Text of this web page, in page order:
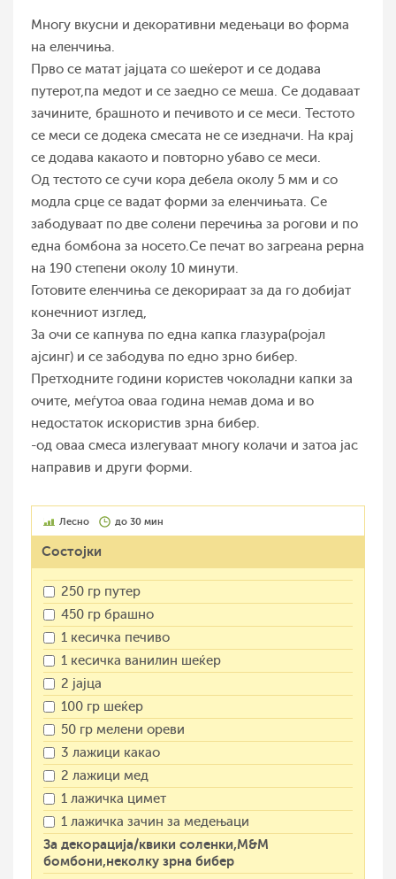
Многу вкусни и декоративни медењаци во форма
на еленчиња.
Прво се матат јајцата со шеќерот и се додава
путерот,па медот и се заедно се меша. Се додаваат
зачините, брашното и печивото и се меси. Тестото
се меси се додека смесата не се изедначи. На крај
се додава какаото и повторно убаво се меси.
Од тестото се сучи кора дебела околу 5 мм и со
модла срце се вадат форми за еленчињата. Се
забодуваат по две солени перечиња за рогови и по
една бомбона за носето.Се печат во загреана рерна
на 190 степени околу 10 минути.
Готовите еленчиња се декорираат за да го добијат
конечниот изглед,
За очи се капнува по една капка глазура(ројал
ајсинг) и се забодува по едно зрно бибер.
Претходните години користев чоколадни капки за
очите, меѓутоа оваа година немав дома и во
недостаток искористив зрна бибер.
-од оваа смеса излегуваат многу колачи и затоа јас
направив и други форми.
Лесно до 30 мин
Состојки
250 гр путер
450 гр брашно
1 кесичка печиво
1 кесичка ванилин шеќер
2 јајца
100 гр шеќер
50 гр мелени ореви
3 лажици какао
2 лажици мед
1 лажичка цимет
1 лажичка зачин за медењаци
За декорација/квики соленки,М&М
бомбони,неколку зрна бибер